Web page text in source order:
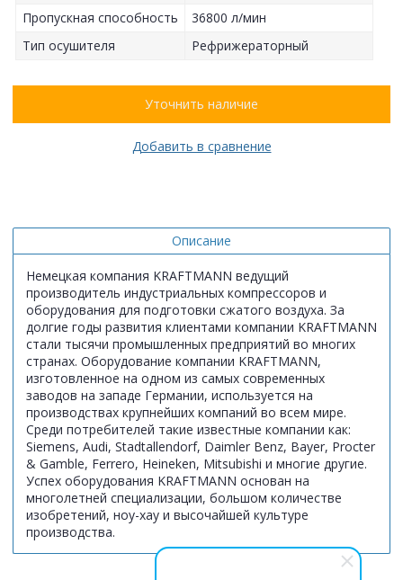
Пропускная способность
36800 л/мин
Тип осушителя
Рефрижераторный
Уточнить наличие
Добавить в сравнение
Описание
Немецкая компания KRAFTMANN ведущий
производитель индустриальных компрессоров и
оборудования для подготовки сжатого воздуха. За
долгие годы развития клиентами компании KRAFTMANN
стали тысячи промышленных предприятий во многих
странах. Оборудование компании KRAFTMANN,
изготовленное на одном из самых современных
заводов на западе Германии, используется на
производствах крупнейших компаний во всем мире.
Среди потребителей такие известные компании как:
Siemens, Audi, Stadtallendorf, Daimler Benz, Bayer, Procter
& Gamble, Ferrero, Heineken, Mitsubishi и многие другие.
Успех оборудования KRAFTMANN основан на
многолетней специализации, большом количестве
изобретений, ноу-хау и высочайшей культуре
производства.